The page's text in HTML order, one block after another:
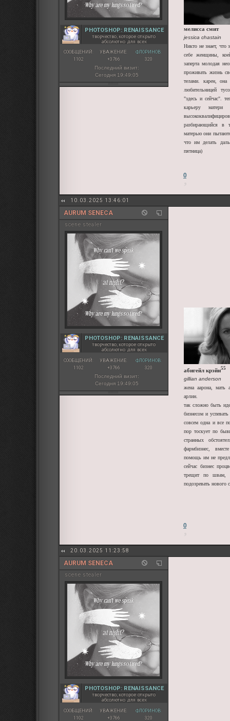
PHOTOSHOP: RENAISSANCE
творчество, которое открыто
абсолютно для всех
СООБЩЕНИЙ:
1102
УВАЖЕНИЕ:
+3766
ФЛОРИНОВ:
320
Последний визит:
Сегодня 19:49:05
мелисса смит
jessica chastain
Никто не знает, что
себе женщины,
заперта молодая
проживать жизнь
телами. карен, она
любительницей
"здесь и сейчас".
карьеру
разбирающийся в
матерью они
что им делать
пятница)
0
10.03.2025 13:46:01
AURUM SENECA
sсene stealer
PHOTOSHOP: RENAISSANCE
творчество, которое открыто
абсолютно для всех
СООБЩЕНИЙ:
1102
УВАЖЕНИЕ:
+3766
ФЛОРИНОВ:
320
Последний визит:
Сегодня 19:49:05
абигейл крэйн55
gillian anderson
жена аарона, мать
арлин.
так сложно быть
бизнесом и
совсем одна и все
пор тоскует по
странных
фармбизнес,
помощь им не
сейчас бизнес
трещит по швам,
подозревать нового
0
20.03.2025 11:23:58
AURUM SENECA
sсene stealer
PHOTOSHOP: RENAISSANCE
творчество, которое открыто
абсолютно для всех
СООБЩЕНИЙ:
1102
УВАЖЕНИЕ:
+3766
ФЛОРИНОВ:
320